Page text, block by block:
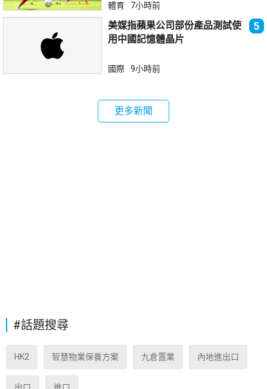
體育 7小時前
美媒指蘋果公司部份產品測試使
用中國記憶體晶片
5
國際 9小時前
更多新聞
#話題搜尋
HK2 智慧物業保養方案 九倉置業 內地進出口